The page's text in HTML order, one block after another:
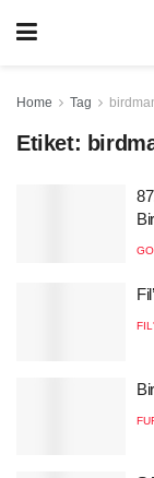
Home Tag
Etiket: